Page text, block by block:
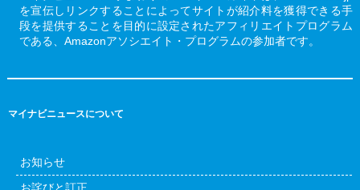
を宣伝しリンクすることによってサイトが紹介料を獲得できる手
段を提供することを目的に設定されたアフィリエイトプログラム
である、Amazonアソシエイト・プログラムの参加者です。
マイナビニュースについて
お知らせ